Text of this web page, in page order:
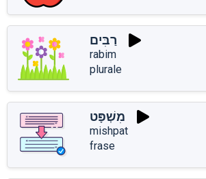
רַבִּים
rabim
plurale
מִשְׁפָּט
mishpat
frase